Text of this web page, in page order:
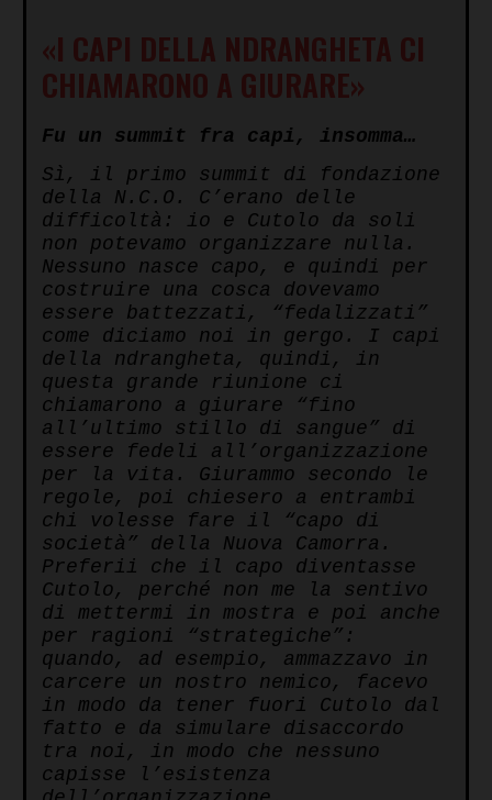
«I CAPI DELLA NDRANGHETA CI
CHIAMARONO A GIURARE»
Fu un summit fra capi, insomma…
Sì, il primo summit di fondazione
della N.C.O. C’erano delle
difficoltà: io e Cutolo da soli
non potevamo organizzare nulla.
Nessuno nasce capo, e quindi per
costruire una cosca dovevamo
essere battezzati, “fedalizzati”
come diciamo noi in gergo. I capi
della ndrangheta, quindi, in
questa grande riunione ci
chiamarono a giurare “fino
all’ultimo stillo di sangue” di
essere fedeli all’organizzazione
per la vita. Giurammo secondo le
regole, poi chiesero a entrambi
chi volesse fare il “capo di
società” della Nuova Camorra.
Preferii che il capo diventasse
Cutolo, perché non me la sentivo
di mettermi in mostra e poi anche
per ragioni “strategiche”:
quando, ad esempio, ammazzavo in
carcere un nostro nemico, facevo
in modo da tener fuori Cutolo dal
fatto e da simulare disaccordo
tra noi, in modo che nessuno
capisse l’esistenza